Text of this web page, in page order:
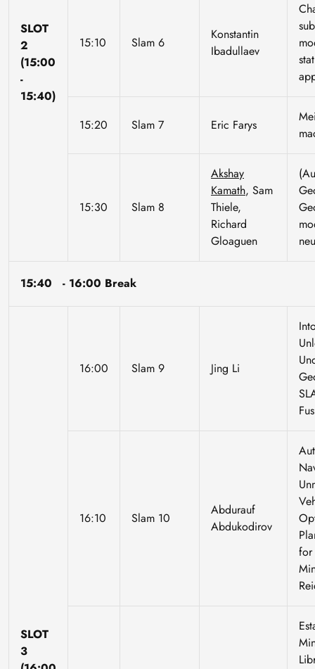
SLOT
2
(15:00
-
15:40)
15:10 Slam 6
Konstantin
Ibadullaev
15:20 Slam 7 Eric Farys
15:30 Slam 8
Akshay
Kamath, Sam
Thiele,
Richard
Gloaguen
15:40 - 16:00 Break
SLOT
3
16:00 Slam 9 Jing Li
16:10 Slam 10
Abdurauf
Abdukodirov
for